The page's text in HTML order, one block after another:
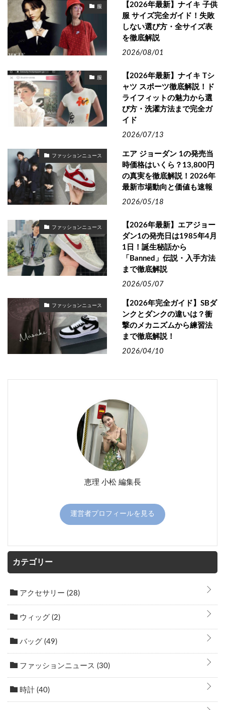
服
【2026年最新】ナイキ 子供
服 サイズ完全ガイド！失敗
しない選び方・全サイズ表
を徹底解説
2026/08/01
服
【2026年最新】ナイキ Tシ
ャツ スポーツ徹底解説！ド
ライフィットの魅力から選
び方・洗濯方法まで完全ガ
イド
2026/07/13
ファッションニュース
エア ジョーダン 1の発売当
時価格はいくら？13,800円
の真実を徹底解説！2026年
最新市場動向と価値も速報
2026/05/18
ファッションニュース
【2026年最新】エアジョー
ダン1の発売日は1985年4月
1日！誕生秘話から
「Banned」伝説・入手方法
まで徹底解説
2026/05/07
ファッションニュース
【2026年完全ガイド】SBダ
ンクとダンクの違いは？衝
撃のメカニズムから練習法
まで徹底解説！
2026/04/10
恵理 小松 編集長
運営者プロフィールを見る
カテゴリー
アクセサリー (28)
ウィッグ (2)
バッグ (49)
ファッションニュース (30)
時計 (40)